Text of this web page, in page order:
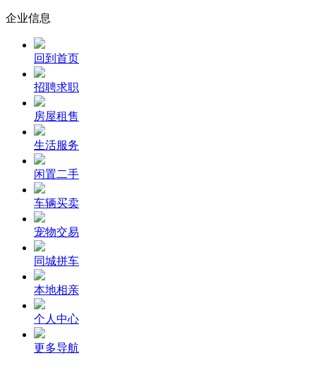
企业信息
回到首页
招聘求职
房屋租售
生活服务
闲置二手
车辆买卖
宠物交易
同城拼车
本地相亲
个人中心
更多导航